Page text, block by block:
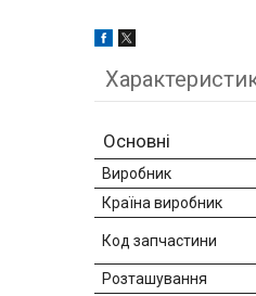
Основні
Виробник
Країна виробник
Код запчастини
Розташування